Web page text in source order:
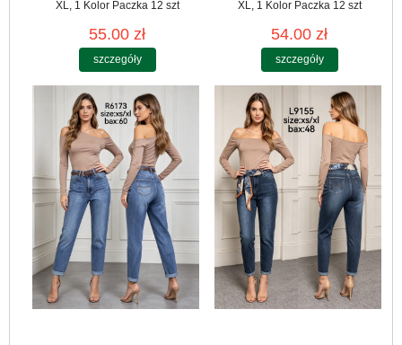
XL, 1 Kolor Paczka 12 szt
55.00 zł
szczegóły
XL, 1 Kolor Paczka 12 szt
54.00 zł
szczegóły